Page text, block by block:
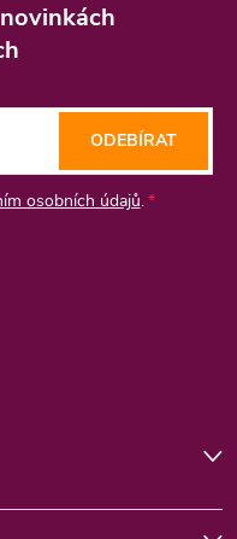
osobních údajů.
ODEBÍRAT